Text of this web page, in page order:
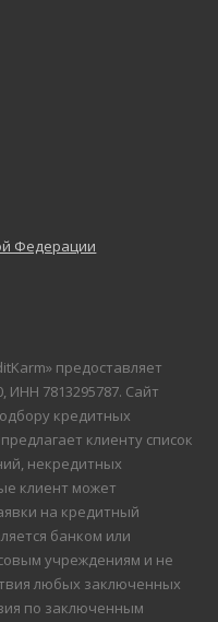
Федерации
предоставляет
ИНН 7813295787. Сайт
кредитных
клиенту список
некредитных
клиент может
на кредитный
банком или
учреждениям и не
любых заключенных
по заключенным